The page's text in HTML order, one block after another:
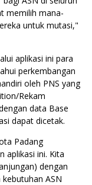
memilih mana-
untuk mutasi,"
aplikasi ini para
perkembangan
oleh PNS yang
Rekam
data Base
dapat dicetak.
Padang
aplikasi ini. Kita
dengan
ASN